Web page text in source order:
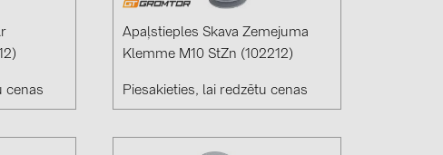
(2)
(4)
cenas
Apaļstieples Skava Zemejuma
Klemme M10 StZn (102212)
Piesakieties, lai redzētu cenas